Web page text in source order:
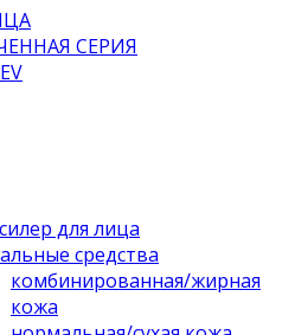
СЕРИЯ
для лица
средства
комбинированная/жирная
кожа